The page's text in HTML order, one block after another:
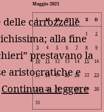
carrozzelle
alla fine
prestavano la
aristocratiche e
Continua a leggere
Maggio 2021
L M M G V S D
1 2
3 4 5 6 7 8 9
10 11 12 13 14 15 16
17 18 19 20 21 22 23
24 25 26 27 28 29 30
31